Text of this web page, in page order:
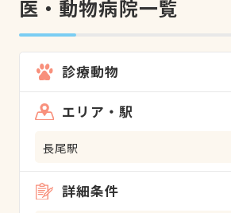
医・動物病院一覧
診療動物
エリア・駅
長尾駅
詳細条件